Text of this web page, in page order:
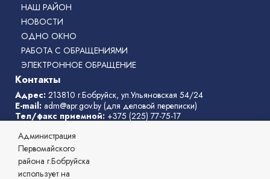
НАШ РАЙОН
НОВОСТИ
ОДНО ОКНО
РАБОТА С ОБРАЩЕНИЯМИ
ЭЛЕКТРОННОЕ ОБРАЩЕНИЕ
Контакты
Адрес: 213810 г.Бобруйск, ул.Ульяновская 54/24
E-mail: adm@apr.gov.by (для деловой переписки)
Тел/факс приемной: +375 (225) 77-75-17
Режим работы администрации
13:00 до 14:00
выходные дни:суббота, воскресенье
Телефоны службы «одно окно»
Администрация
Первомайского
района г.Бобруйска
использует на